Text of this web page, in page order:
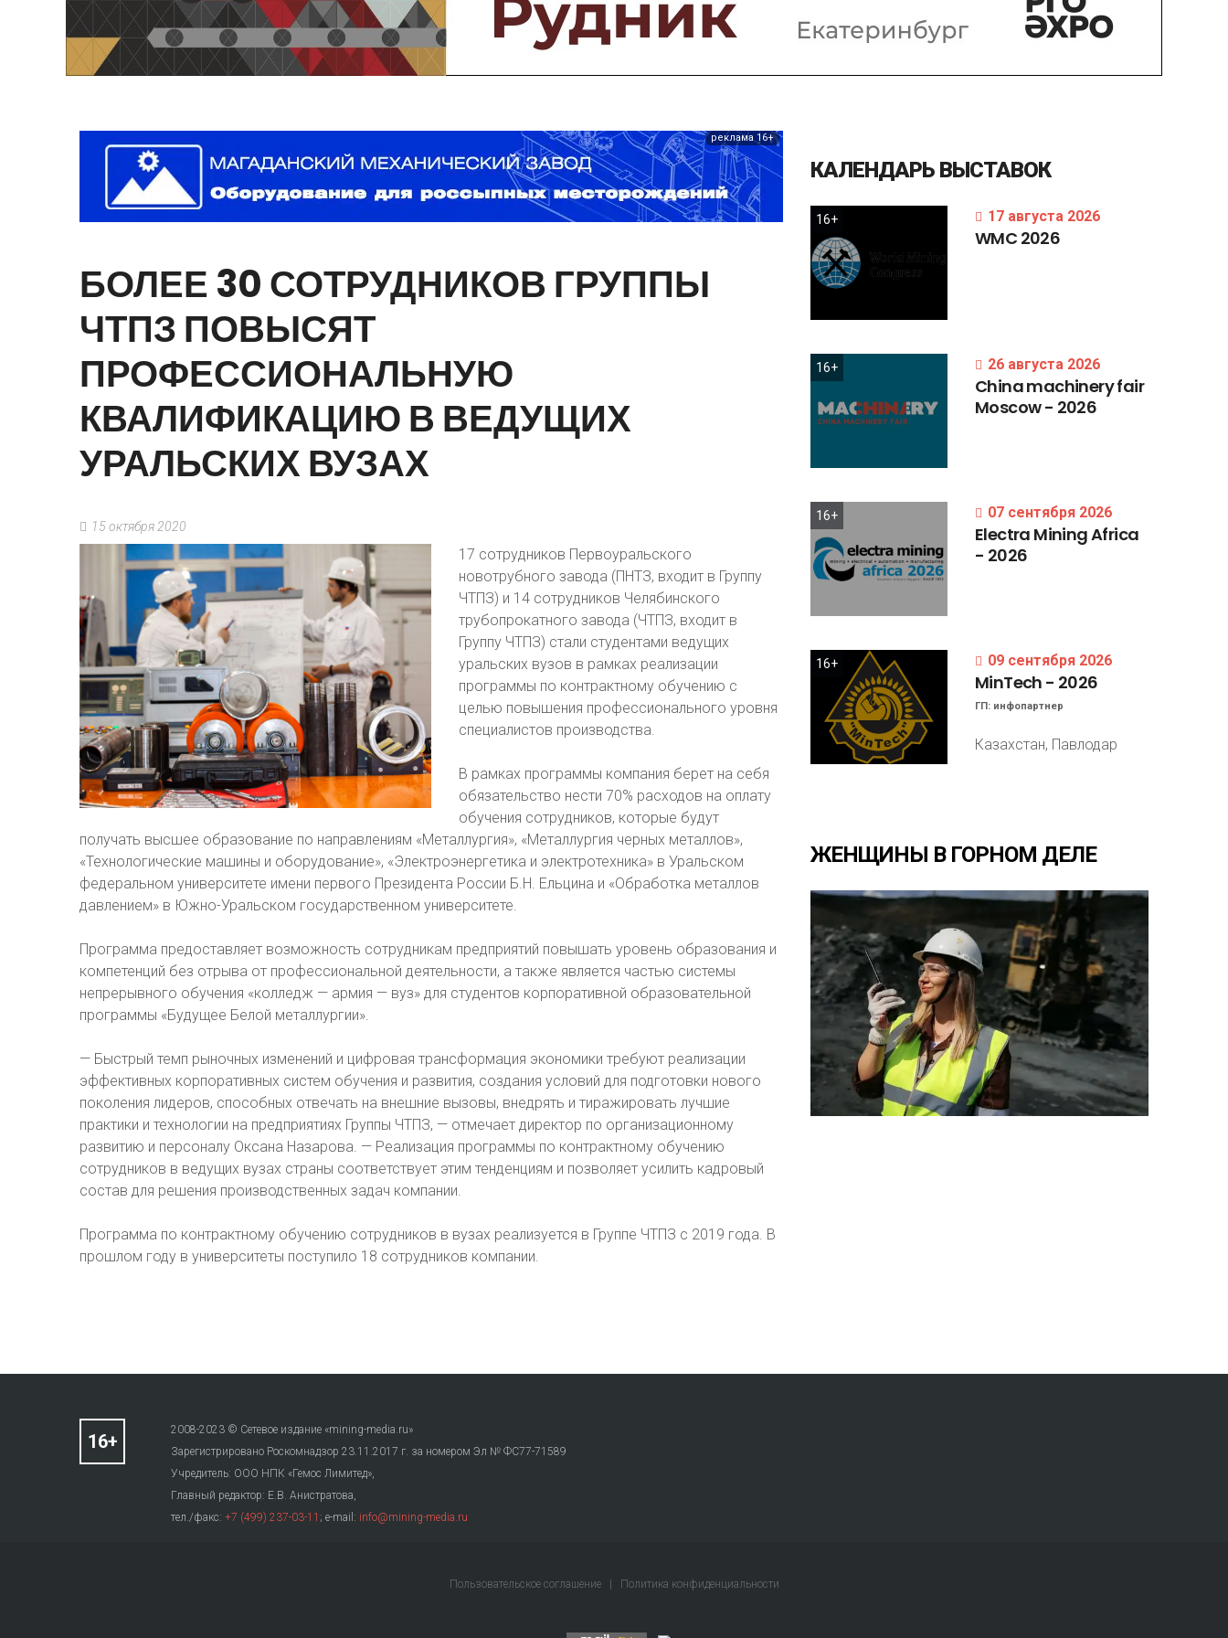
Предприятия и компании
Интервью
Выставки, Конференции
реклама 16+
БОЛЕЕ30СОТРУДНИКОВ ГРУППЫ
ЧТПЗПОВЫСЯТ
ПРОФЕССИОНАЛЬНУЮ
КВАЛИФИКАЦИЮВ ВЕДУЩИХ
УРАЛЬСКИХВУЗАХ
15 октября 2020
17 сотрудников Первоуральского
новотрубного завода (ПНТЗ, входит в Группу
ЧТПЗ) и 14 сотрудников Челябинского
трубопрокатного завода (ЧТПЗ, входит в
Группу ЧТПЗ) стали студентами ведущих
уральских вузов в рамках реализации
программы по контрактному обучению с
целью повышения профессионального уровня
специалистов производства.
В рамках программы компания берет на себя
обязательство нести 70% расходов на оплату
обучения сотрудников, которые будут
получать высшее образование по направлениям «Металлургия», «Металлургия черных металлов»,
«Технологические машины и оборудование», «Электроэнергетика и электротехника» в Уральском
федеральном университете имени первого Президента России Б.Н. Ельцина и «Обработка металлов
давлением» в Южно-Уральском государственном университете.
Программа предоставляет возможность сотрудникам предприятий повышать уровень образования и
компетенций без отрыва от профессиональной деятельности, а также является частью системы
непрерывного обучения «колледж — армия — вуз» для студентов корпоративной образовательной
программы «Будущее Белой металлургии».
— Быстрый темп рыночных изменений и цифровая трансформация экономики требуют реализации
эффективных корпоративных систем обучения и развития, создания условий для подготовки нового
поколения лидеров, способных отвечать на внешние вызовы, внедрять и тиражировать лучшие
практики и технологии на предприятиях Группы ЧТПЗ, — отмечает директор по организационному
развитию и персоналу Оксана Назарова. — Реализация программы по контрактному обучению
сотрудников в ведущих вузах страны соответствует этим тенденциям и позволяет усилить кадровый
состав для решения производственных задач компании.
Программа по контрактному обучению сотрудников в вузах реализуется в Группе ЧТПЗ с 2019 года. В
прошлом году в университеты поступило 18 сотрудников компании.
КАЛЕНДАРЬ ВЫСТАВОК
16+ 17 августа 2026
WMC 2026
16+ 26 августа 2026
Chinamachineryfair
Moscow- 2026
16+ 07 сентября 2026
Electra MiningAfrica
- 2026
16+ 09 сентября 2026
MinTech - 2026
ГП: инфопартнер
Казахстан, Павлодар
ЖЕНЩИНЫ В ГОРНОМ ДЕЛЕ
2008-2023 © Сетевое издание «mining-media.ru»
Зарегистрировано Роскомнадзор 23.11.2017 г. за номером Эл № ФС77-71589
Учредитель: ООО НПК «Гемос Лимитед»,
Главный редактор: Е.В. Анистратова,
тел./факс: +7 (499) 237-03-11 ; e-mail: info@mining-media.ru
Пользовательское соглашение Политика конфиденциальности